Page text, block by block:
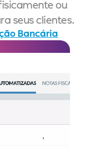
ou
seus clientes.
Bancária